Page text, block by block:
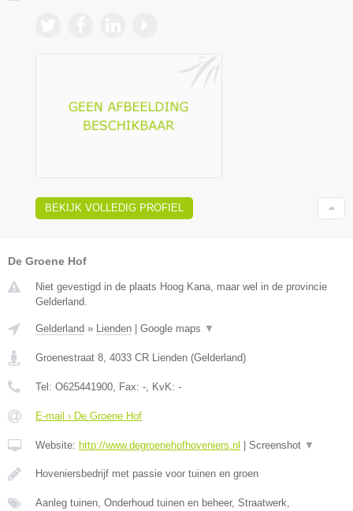
BEKIJK VOLLEDIG PROFIEL
De Groene Hof
Niet gevestigd in de plaats Hoog Kana, maar wel in de provincie
Gelderland.
Gelderland » Lienden Google maps ▼
Groenestraat 8, 4033 CR Lienden (Gelderland)
Tel: O625441900, Fax: -, KvK: -
E-mail › De Groene Hof
Website: http://www.degroenehofhoveniers.nl Screenshot ▼
Hoveniersbedrijf met passie voor tuinen en groen
Aanleg tuinen, Onderhoud tuinen en beheer, Straatwerk,